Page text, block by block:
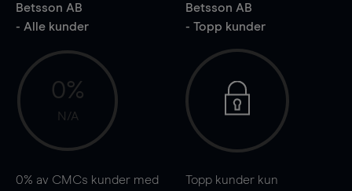
Betsson AB
- Alle kunder
0%
N/A
0% av CMCs kunder med
Betsson AB
- Topp kunder
Topp kunder kun